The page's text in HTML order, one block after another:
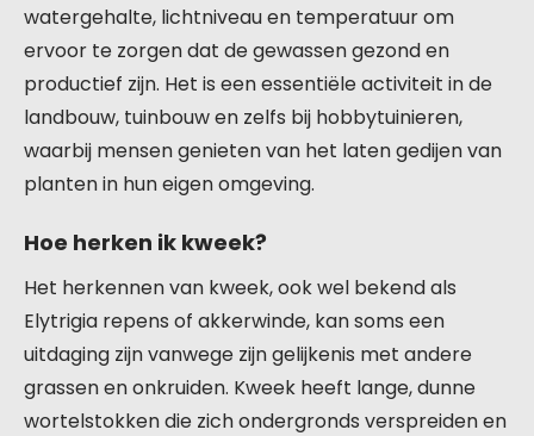
watergehalte, lichtniveau en temperatuur om
ervoor te zorgen dat de gewassen gezond en
productief zijn. Het is een essentiële activiteit in de
landbouw, tuinbouw en zelfs bij hobbytuinieren,
waarbij mensen genieten van het laten gedijen van
planten in hun eigen omgeving.
Hoe herken ik kweek?
Het herkennen van kweek, ook wel bekend als
Elytrigia repens of akkerwinde, kan soms een
uitdaging zijn vanwege zijn gelijkenis met andere
grassen en onkruiden. Kweek heeft lange, dunne
wortelstokken die zich ondergronds verspreiden en